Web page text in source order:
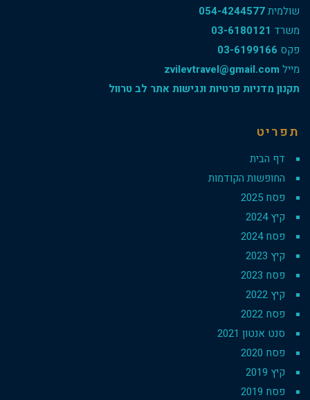
שולמית054-4244577
משרד 03-6180121
פקס 03-6199166
מייל zvilevtravel@gmail.com
תקנון מדניות פרטיות ונגישות אתר לב טרוול
תפריט
דף הבית
החופשות הקודמות
פסח 2025
קיץ 2024
פסח 2024
קיץ 2023
פסח 2023
קיץ 2022
פסח 2022
סנט אנטון 2021
פסח 2020
קיץ 2019
פסח 2019